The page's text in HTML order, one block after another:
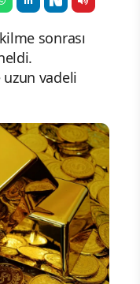
sonrası
vadeli